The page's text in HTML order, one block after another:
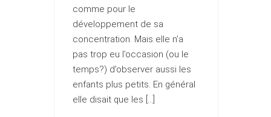
comme pour le
développement de sa
concentration. Mais elle n’a
pas trop eu l’occasion (ou le
temps?) d’observer aussi les
enfants plus petits. En général
elle disait que les […]